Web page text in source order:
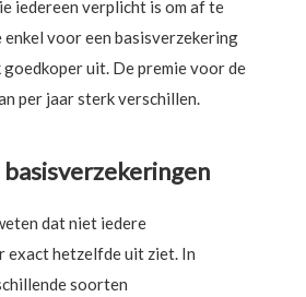
iedereen verplicht is om af te
enkel voor een basisverzekering
goedkoper uit. De premie voor de
per jaar sterk verschillen.
dat niet iedere
exact hetzelfde uit ziet. In
soorten